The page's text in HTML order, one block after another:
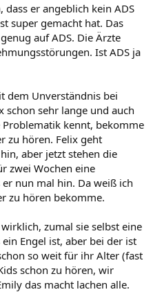
er angeblich kein ADS
super gemacht hat. Das
auf ADS. Die Ärzte
Ist ADS ja
dem Unverständnis bei
schon sehr lange und auch
kennt, bekomme
zu hören. Felix geht
aber jetzt stehen die
zwei Wochen eine
nun mal hin. Da weiß ich
zu hören bekomme.
zumal sie selbst eine
Engel ist, aber bei der ist
so weit für ihr Alter (fast
schon zu hören, wir
das macht lachen alle.